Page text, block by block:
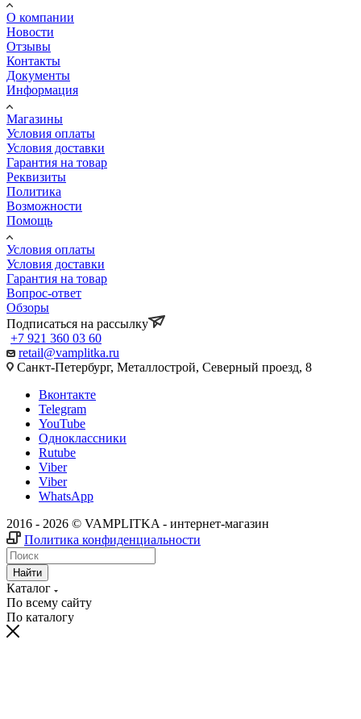
О компании
Новости
Отзывы
Контакты
Документы
Информация
Магазины
Условия оплаты
Условия доставки
Гарантия на товар
Реквизиты
Политика
Возможности
Помощь
Условия оплаты
Условия доставки
Гарантия на товар
Вопрос-ответ
Обзоры
Подписаться на рассылку
+7 921 360 03 60
retail@vamplitka.ru
Санкт-Петербург, Металлострой, Северный проезд, 8
Вконтакте
Telegram
YouTube
Одноклассники
Rutube
Viber
Viber
WhatsApp
2016 - 2026 © VAMPLITKA - интернет-магазин
Политика конфиденциальности
Найти
Каталог
По всему сайту
По каталогу